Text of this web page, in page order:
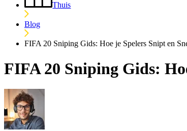
Thuis
Blog
FIFA 20 Sniping Gids: Hoe je Spelers Snipt en
FIFA 20 Sniping Gids: